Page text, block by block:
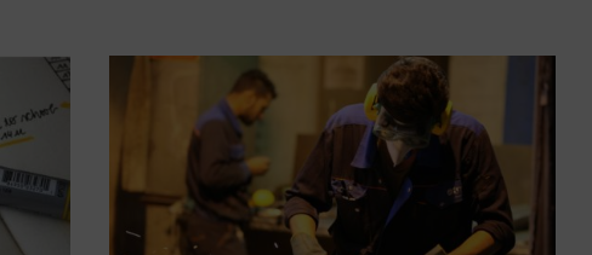
Google Analytics
Cookies générés par Google Analytics pour récolter des
données statistiques.
En savoir plus
ACCEPTER